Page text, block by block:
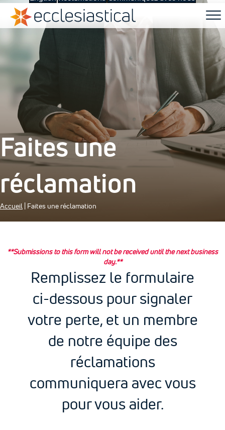
Faites une
réclamation
Accueil Faites une réclamation
**Submissions to this form will not be received until the next business
day.**
Remplissez le formulaire
ci-dessous pour signaler
votre perte, et un membre
de notre équipe des
réclamations
communiquera avec vous
pour vous aider.